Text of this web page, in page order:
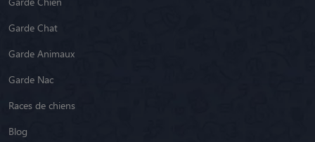
Garde Chat
Garde Animaux
Garde Nac
Races de chiens
Blog